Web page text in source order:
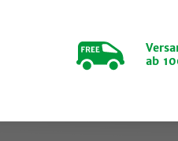
ab